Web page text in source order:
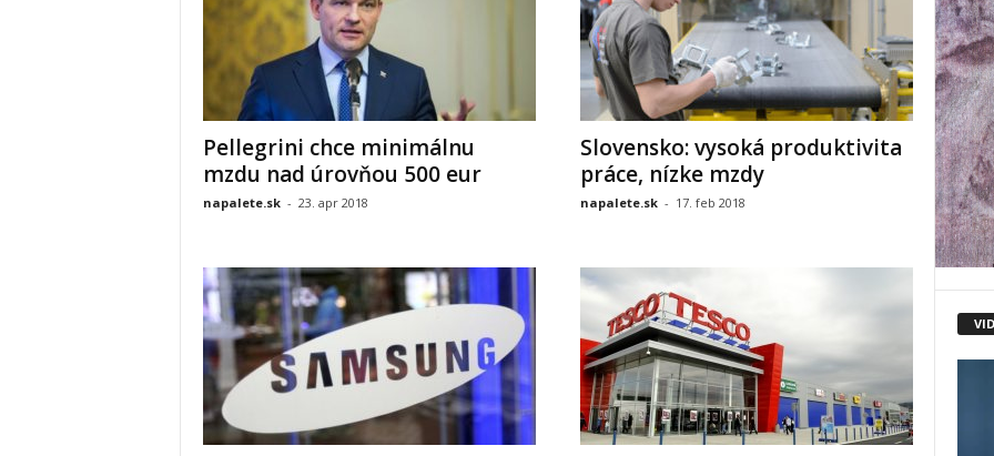
Pellegrini chce minimálnu
mzdu nad úrovňou 500 eur
napalete.sk - 23. apr 2018
Slovensko: vysoká produktivita
práce, nízke mzdy
napalete.sk - 17. feb 2018